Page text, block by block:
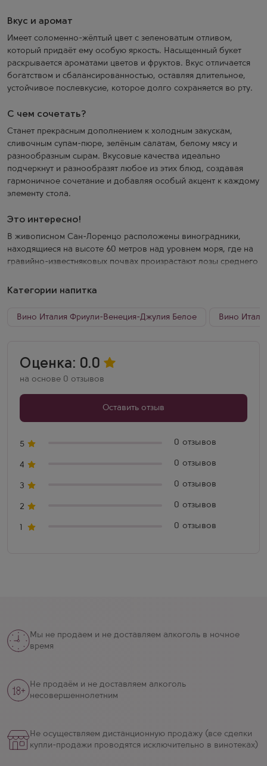
Вкус и аромат
Имеет соломенно-жёлтый цвет с зеленоватым отливом,
который придаёт ему особую яркость. Насыщенный букет
раскрывается ароматами цветов и фруктов. Вкус отличается
богатством и сбалансированностью, оставляя длительное,
устойчивое послевкусие, которое долго сохраняется во рту.
С чем сочетать?
Станет прекрасным дополнением к холодным закускам,
сливочным супам-пюре, зелёным салатам, белому мясу и
разнообразным сырам. Вкусовые качества идеально
подчеркнут и разнообразят любое из этих блюд, создавая
гармоничное сочетание и добавляя особый акцент к каждому
элементу стола.
Это интересно!
В живописном Сан-Лоренцо расположены виноградники,
находящиеся на высоте 60 метров над уровнем моря, где на
гравийно-известняковых почвах произрастают лозы среднего
продуктивность: урожайность составляет от 50 до 55
вино с характерными особенностями местного терруара.
Категории напитка
Вино Италия Фриули-Венеция-Джулия Белое Вино
Оценка: 0.0
на основе 0 отзывов
Оставить отзыв
5 0 отзывов
4 0 отзывов
3 0 отзывов
2 0 отзывов
1 0 отзывов
Мы не продаем и не доставляем алкоголь в ночное
время
Не продаём и не доставляем алкоголь
несовершеннолетним
Не осуществляем дистанционную продажу (все сделки
купли-продажи проводятся исключительно в винотеках)